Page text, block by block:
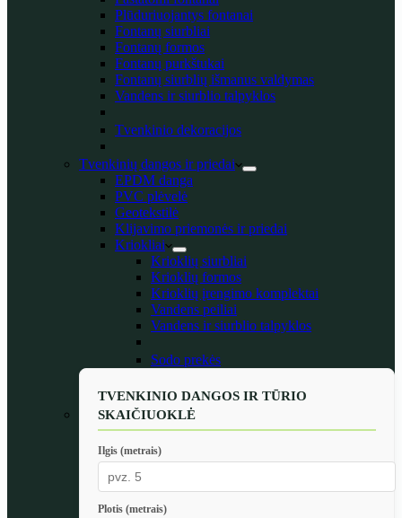
Plūduriuojantys fontanai
Fontanų siurbliai
Fontanų formos
Fontanų purkštukai
Fontanų siurblių išmanus valdymas
Vandens ir siurblio talpyklos
Tvenkinio dekoracijos
Tvenkinių dangos ir priedai
EPDM danga
PVC plėvelė
Geotekstilė
Klijavimo priemonės ir priedai
Kriokliai
Krioklių siurbliai
Krioklių formos
Krioklių įrengimo komplektai
Vandens peiliai
Vandens ir siurblio talpyklos
Sodo prekės
TVENKINIO DANGOS IR TŪRIO
SKAIČIUOKLĖ
Ilgis (metrais)
Plotis (metrais)